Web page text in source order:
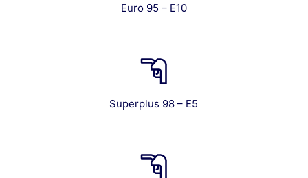
Euro 95 – E10
Superplus 98 – E5